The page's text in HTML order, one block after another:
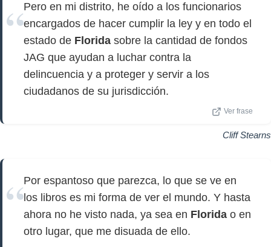
Pero en mi distrito, he oído a los funcionarios
encargados de hacer cumplir la ley y en todo el
estado de Florida sobre la cantidad de fondos
JAG que ayudan a luchar contra la
delincuencia y a proteger y servir a los
ciudadanos de su jurisdicción.
Ver frase
Cliff Stearns
Por espantoso que parezca, lo que se ve en
los libros es mi forma de ver el mundo. Y hasta
ahora no he visto nada, ya sea en Florida o en
otro lugar, que me disuada de ello.